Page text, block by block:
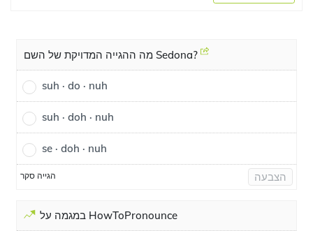
מה ההגייה המדויקת של השם Sedona?
suh · do · nuh
suh · doh · nuh
se · doh · nuh
הגייה סקר הצבעה
במגמה על HowToPronounce